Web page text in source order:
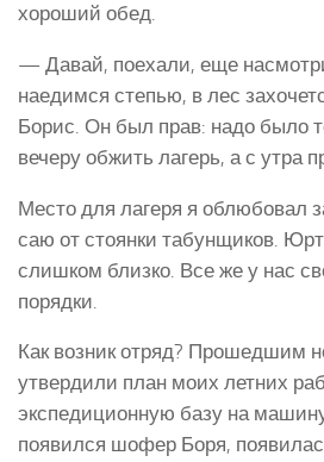
хороший обед.
— Давай, поехали, еще
наедимся степью, в лес
Борис. Он был прав: надо было
вечеру обжить лагерь, а с утра
Место для лагеря я облюбовал
саю от стоянки табунщиков.
слишком близко. Все же у нас
порядки.
Как возник отряд? Прошедшим
утвердили план моих летних
экспедиционную базу на
появился шофер Боря,